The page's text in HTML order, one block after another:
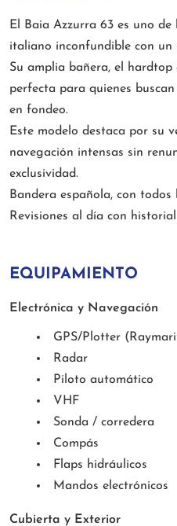
El Baia Azzurra 63 es uno
italiano inconfundible con un
Su amplia bañera, el
perfecta para quienes
en fondeo.
Este modelo destaca por su
navegación intensas sin
exclusividad.
Bandera española, con
Revisiones al día con
EQUIPAMIENTO
Electrónica y Navegación
GPS/Plotter
Radar
Piloto automático
VHF
Sonda / corredera
Compás
Flaps hidráulicos
Mandos electrónicos
Cubierta y Exterior